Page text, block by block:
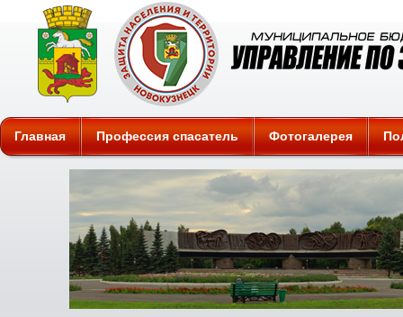
Защита
Главная Профессия спасатель Фотогалерея